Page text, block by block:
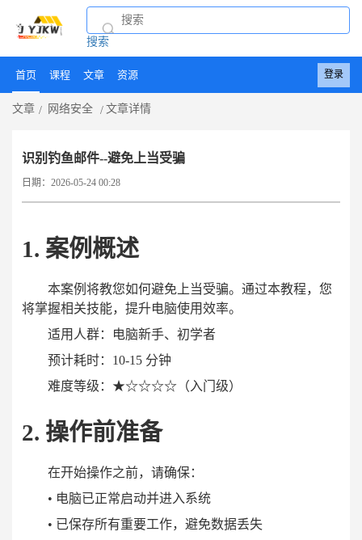
搜索
首页 课程 文章 资源 登录
文章 网络安全 文章详情
识别钓鱼邮件--避免上当受骗
日期：2026-05-24 00:28
1. 案例概述
本案例将教您如何避免上当受骗。通过本教程，您
将掌握相关技能，提升电脑使用效率。
适用人群：电脑新手、初学者
预计耗时： 10-15 分钟
难度等级： ★☆☆☆☆（入门级）
2. 操作前准备
在开始操作之前，请确保：
• 电脑已正常启动并进入系统
• 已保存所有重要工作，避免数据丢失